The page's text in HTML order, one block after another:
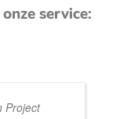
service:
Project